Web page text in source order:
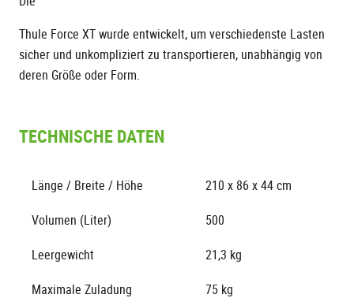
Thule Force XT wurde entwickelt, um verschiedenste Lasten
sicher und unkompliziert zu transportieren, unabhängig von
deren Größe oder Form.
TECHNISCHE DATEN
Länge / Breite / Höhe 210 x 86 x 44 cm
Volumen (Liter) 500
Leergewicht 21,3 kg
Maximale Zuladung 75 kg